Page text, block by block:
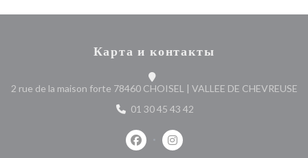
Карта и контакты
2 rue de la maison forte 78460 CHOISEL | VALLEE DE CHEVREUSE
01 30 45 43 42
Facebook ((открывается в новом
Instagram ((открывается в